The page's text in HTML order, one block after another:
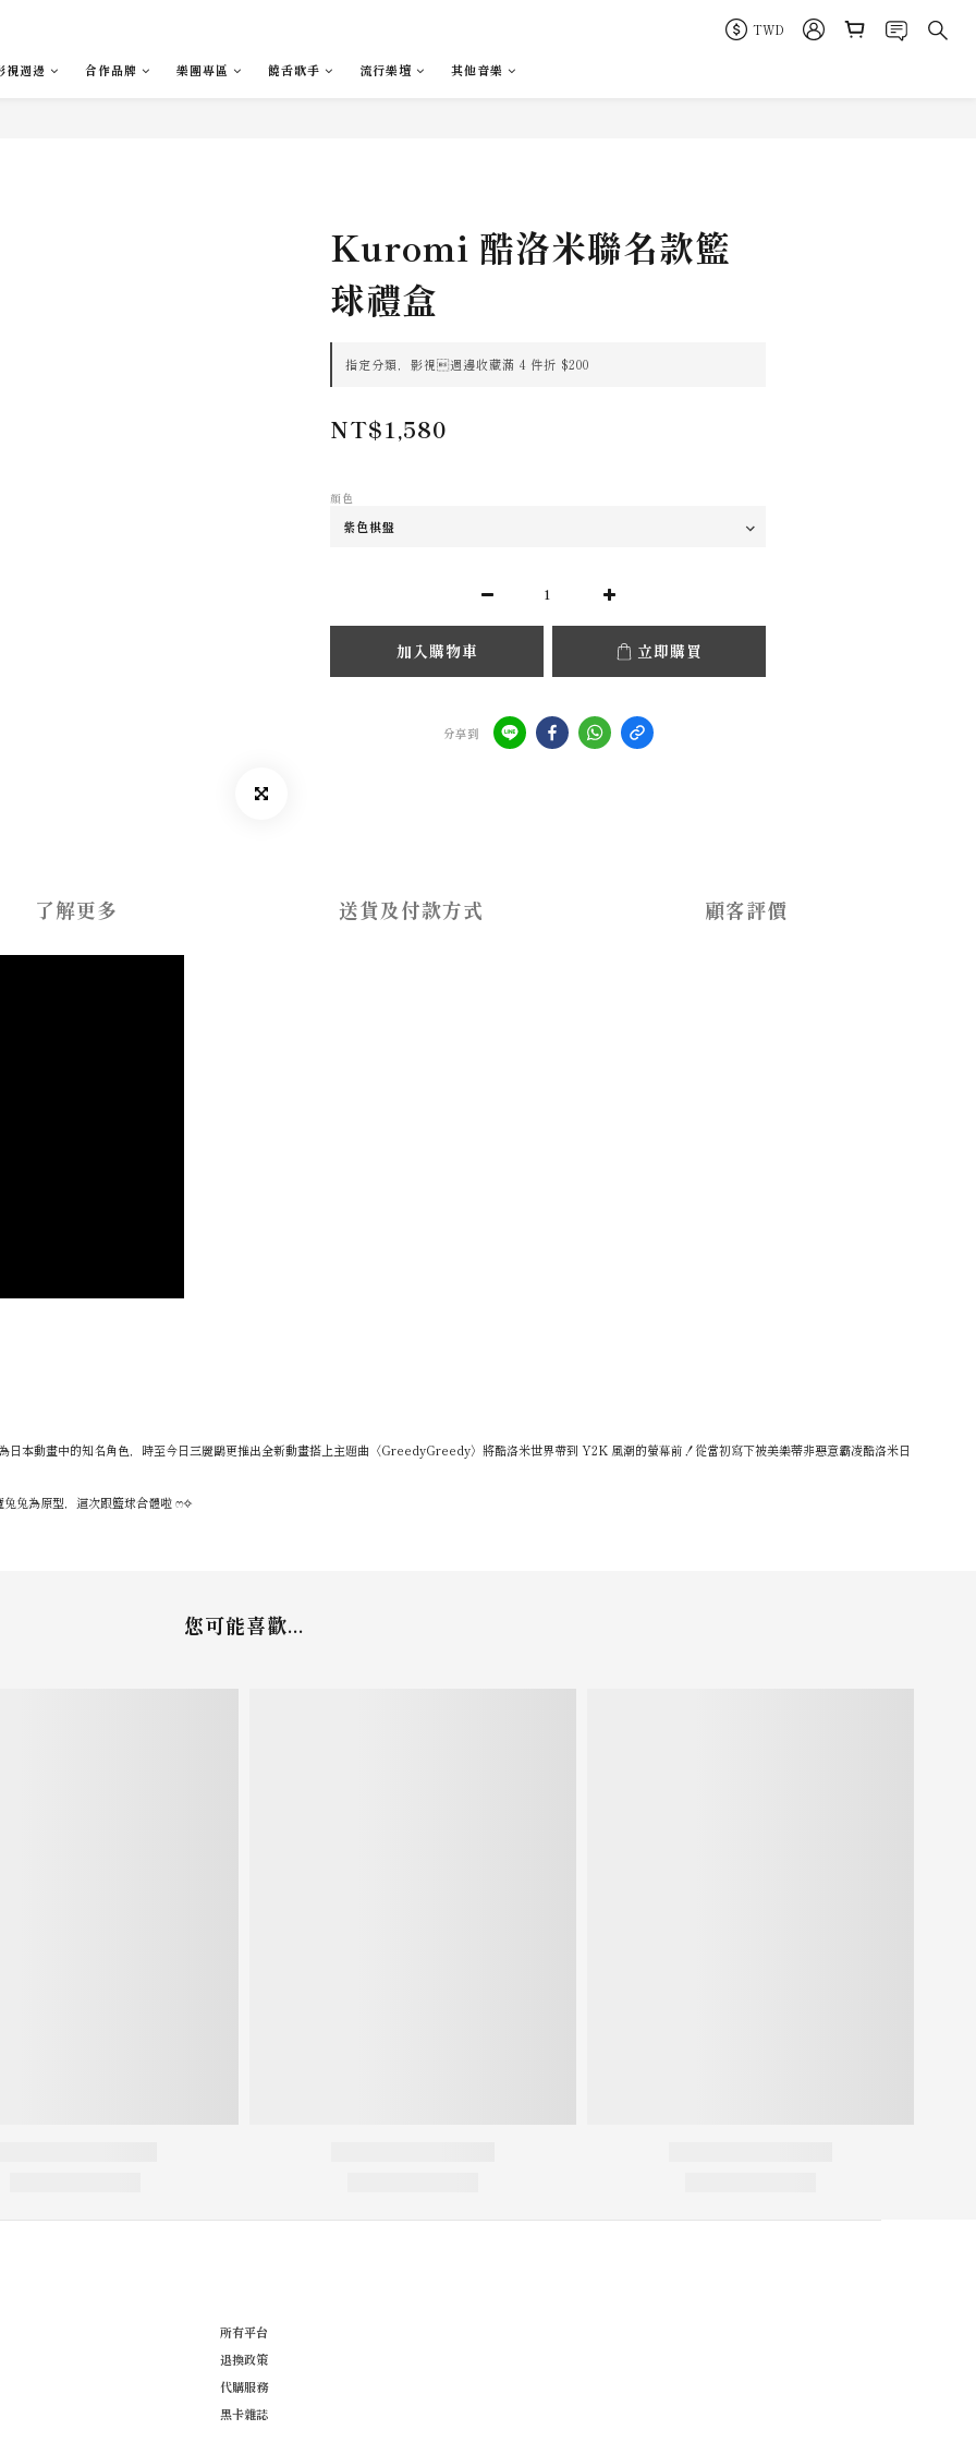
TWD
視週邊 合作品牌 樂團專區 饒舌歌手 流行樂壇 其他音樂
Kuromi 酷洛米聯名款籃
球禮盒
指定分類，影視週邊收藏滿 4 件折 $200
NT$1,580
顏色
加入購物車 立即購買
分享到
了解更多 送貨及付款方式 顧客評價
本動畫中的知名角色，時至今日三麗鷗更推出全新動畫搭上主題曲〈GreedyGreedy〉將酷洛米世界帶到 Y2K 風潮的螢幕前！從當初寫下被美樂蒂非惡意霸凌酷洛米日
兔兔為原型，這次跟籃球合體啦 ෆ✧
您可能喜歡...
所有平台
退換政策
代購服務
黑卡雜誌